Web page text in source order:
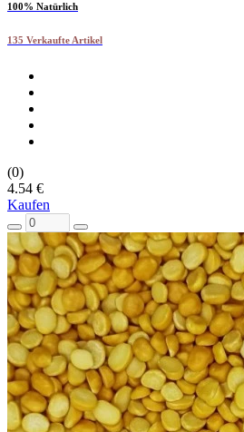
100% Natürlich
135 Verkaufte Artikel
(0)
4.54 €
Kaufen